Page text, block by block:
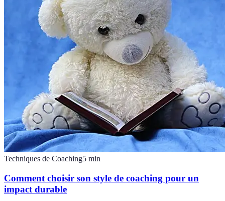
Techniques de Coaching5 min
Comment choisir son style de coaching pour un
impact durable